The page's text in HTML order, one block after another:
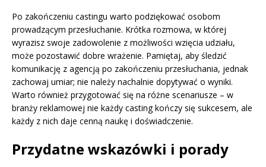
Po zakończeniu castingu warto podziękować osobom
prowadzącym przesłuchanie. Krótka rozmowa, w której
wyrazisz swoje zadowolenie z możliwości wzięcia udziału,
może pozostawić dobre wrażenie. Pamiętaj, aby śledzić
komunikację z agencją po zakończeniu przesłuchania, jednak
zachowaj umiar; nie należy nachalnie dopytywać o wyniki.
Warto również przygotować się na różne scenariusze – w
branży reklamowej nie każdy casting kończy się sukcesem, ale
każdy z nich daje cenną naukę i doświadczenie.
Przydatne wskazówki i porady